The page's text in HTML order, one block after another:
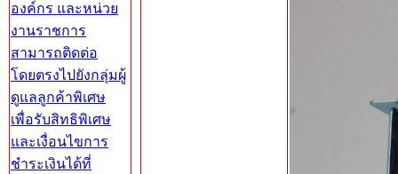
องค์กร และหน่วย
งานราชการ
สามารถติดต่อ
โดยตรงไปยังกลุ่มผู้
ดูแลลูกค้าพิเศษ
เพื่อรับสิทธิพิเศษ
และเงื่อนไขการ
ชำระเงินได้ที่